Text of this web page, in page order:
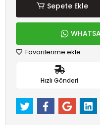
Sepete Ekle
Favorilerime ekle
Hızlı Gönderi